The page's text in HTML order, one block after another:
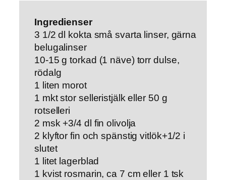
Ingredienser
3 1/2 dl kokta små svarta linser, gärna
belugalinser
10-15 g torkad (1 näve) torr dulse,
rödalg
1 liten morot
1 mkt stor selleristjälk eller 50 g
rotselleri
2 msk +3/4 dl fin olivolja
2 klyftor fin och spänstig vitlök+1/2 i
slutet
1 litet lagerblad
1 kvist rosmarin, ca 7 cm eller 1 tsk